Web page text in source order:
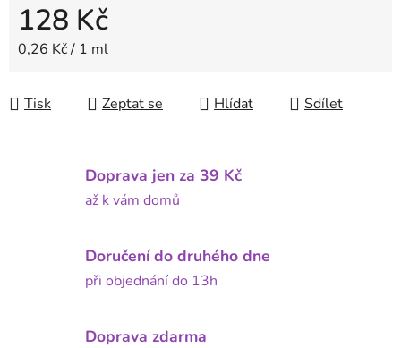
128 Kč
Měrná cena:
0,26 Kč / 1 ml
Tisk Zeptat se Hlídat Sdílet
Doprava jen za 39 Kč
až k vám domů
Doručení do druhého dne
při objednání do 13h
Doprava zdarma